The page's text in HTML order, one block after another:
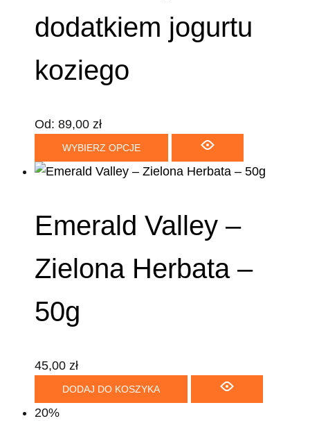
dodatkiem jogurtu
koziego
Od: 89,00 zł
WYBIERZ OPCJE
Emerald Valley –
Zielona Herbata –
50g
45,00 zł
DODAJ DO KOSZYKA
20%